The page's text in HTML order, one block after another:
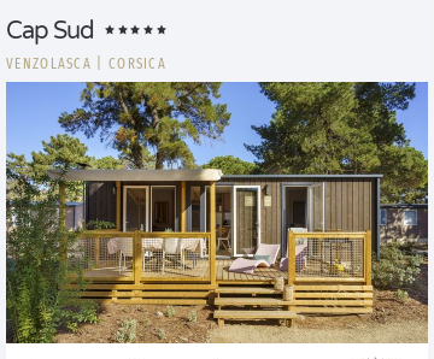
Cap Sud
VENZOLASCA CORSICA